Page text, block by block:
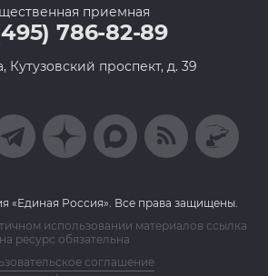
приемная
786-82-89
Кутузовский проспект, д. 39
«Единая Россия». Все права защищены.
использовании материалов ссылка
на ресурс обязательна
соглашение